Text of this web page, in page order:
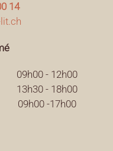
14
09h00 - 12h00
13h30 - 18h00
09h00 -17h00